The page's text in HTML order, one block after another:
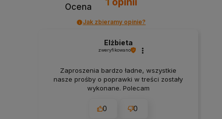
Ocena
Jak zbieramy opinie?
Elżbieta
zweryfikowano
Zaproszenia bardzo ładne, wszystkie
nasze prośby o poprawki w treści zostały
wykonane. Polecam
0 0